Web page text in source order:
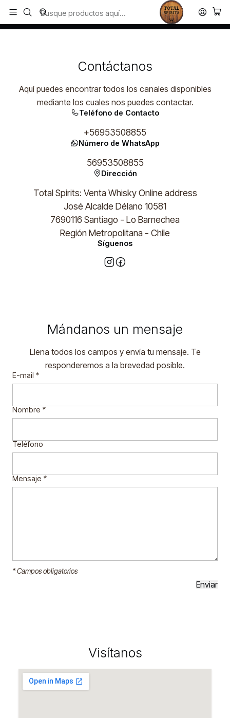
Todos los productos estan en stock. Despachamos a todo Chile.
Inicio Contacto
Contáctanos
Aquí puedes encontrar todos los canales disponibles
mediante los cuales nos puedes contactar.
Teléfono de Contacto
+56953508855
Número de WhatsApp
56953508855
Dirección
Total Spirits: Venta Whisky Online address
José Alcalde Délano 10581
7690116 Santiago - Lo Barnechea
Región Metropolitana - Chile
Síguenos
Mándanos un mensaje
Llena todos los campos y envía tu mensaje. Te
responderemos a la brevedad posible.
E-mail *
Nombre *
Teléfono
Mensaje *
* Campos obligatorios
Visítanos